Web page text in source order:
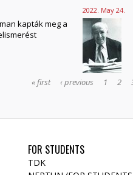
kapták meg a
2022. May 24.
« first ‹ previous 1 2
FOR STUDENTS
TDK